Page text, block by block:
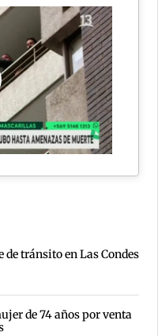
de tránsito en Las Condes
de 74 años por venta